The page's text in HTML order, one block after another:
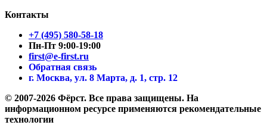
Контакты
+7 (495) 580-58-18
Пн-Пт 9:00-19:00
first@e-first.ru
Обратная связь
г. Москва, ул. 8 Марта, д. 1, стр. 12
© 2007-2026 Фёрст. Все права защищены. На
информационном ресурсе применяются рекомендательные
технологии